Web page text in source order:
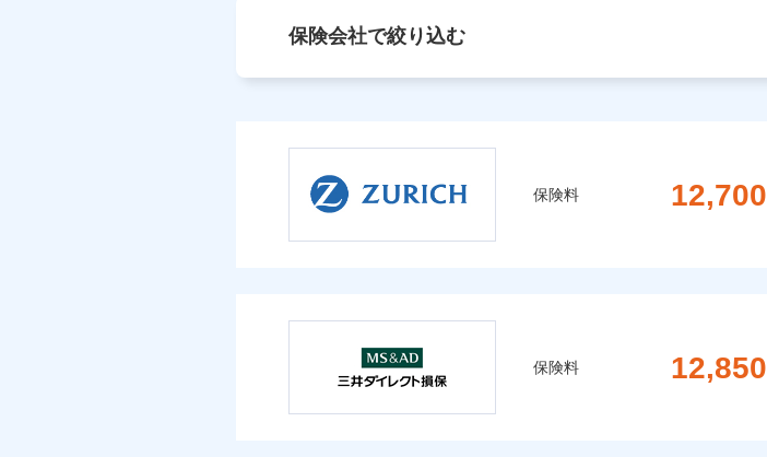
保険会社で絞り込む
保険料 12,700
保険料 12,850